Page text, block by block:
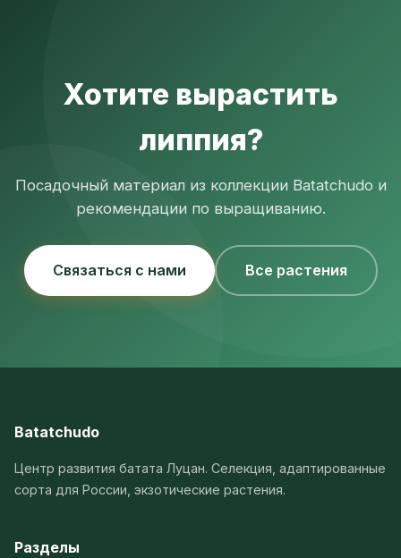
Хотите вырастить
липпия?
Посадочный материал из коллекции Batatchudo и
рекомендации по выращиванию.
Связаться с нами Все растения
Batatchudo
Центр развития батата Луцан. Селекция, адаптированные
сорта для России, экзотические растения.
Разделы